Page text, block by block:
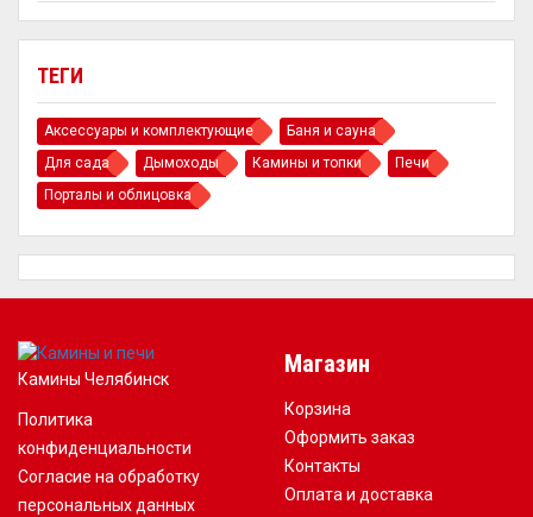
ТЕГИ
Аксессуары и комплектующие
Баня и сауна
Для сада
Дымоходы Камины и топки
Печи
Порталы и облицовка
Камины Челябинск
Политика
конфиденциальности
Согласие на обработку
персональных данных
Магазин
Корзина
Оформить заказ
Контакты
Оплата и доставка